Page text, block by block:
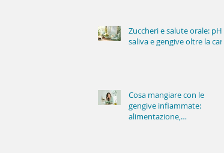
Zuccheri e salute orale: pH,
saliva e gengive oltre la carie
Cosa mangiare con le
gengive infiammate:
alimentazione,